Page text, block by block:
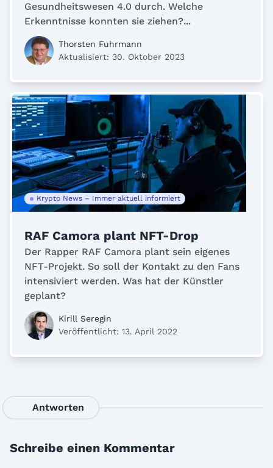
Gesundheitswesen 4.0 durch. Welche
Erkenntnisse konnten sie ziehen?...
Thorsten Fuhrmann
Aktualisiert: 30. Oktober 2023
Krypto News – Immer aktuell informiert
RAF Camora plant NFT-Drop
Der Rapper RAF Camora plant sein eigenes
NFT-Projekt. So soll der Kontakt zu den Fans
intensiviert werden. Was hat der Künstler
geplant?
Kirill Seregin
Veröffentlicht: 13. April 2022
Antworten
Schreibe einen Kommentar